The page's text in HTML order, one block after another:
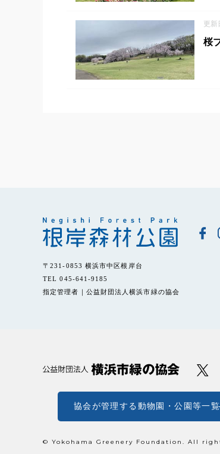
更
桜
〒231-0853 横浜市中区根岸台
TEL 045-641-9185
指定管理者｜公益財団法人横浜市緑の協会
協会が管理する動物園・公園等一覧
© Yokohama Greenery Foundation. All